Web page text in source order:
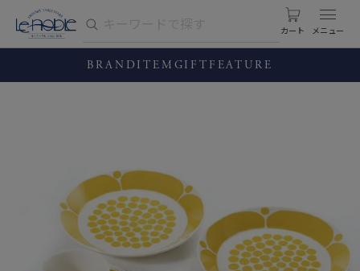
カート
BRANDITEM GIFT FEATURE